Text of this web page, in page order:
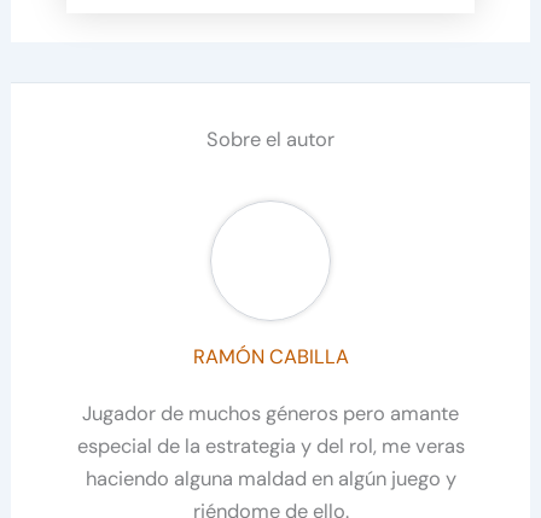
Sobre el autor
RAMÓN CABILLA
Jugador de muchos géneros pero amante
especial de la estrategia y del rol, me veras
haciendo alguna maldad en algún juego y
riéndome de ello.